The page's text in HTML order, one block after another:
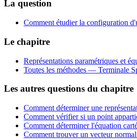
La question
Comment étudier la configuration
Le chapitre
Représentations paramétriques et
Toutes les méthodes — Terminale
Les autres questions du chapitre
Comment déterminer une
Comment vérifier si un point
Comment déterminer l'équation
Comment trouver un vecteur